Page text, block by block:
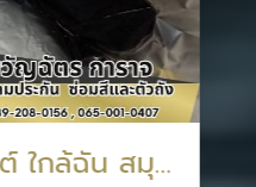
อู่ทําสีรถยนต์ ใกล้ฉัน สมุทรปราการ